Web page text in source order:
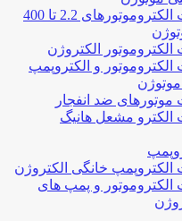
لیست قیمت الکتروموتورهای 2.2 تا 400
الکتروژن
و الکتروپمپ
ضد انفجار
مشعل هانیگ
خانگی الکتروژن
و پمپ های